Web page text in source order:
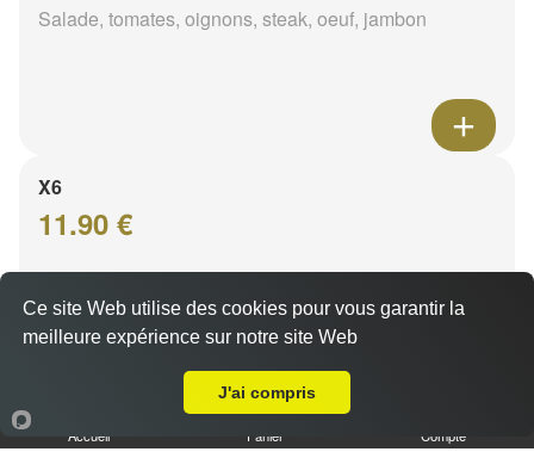
Salade, tomates, oignons, steak, oeuf, jambon
X6
11.90 €
Salade, tomates, oignons, steak, oeuf, jambon, rösti
Accueil Panier Compte
Ce site Web utilise des cookies pour vous garantir la
meilleure expérience sur notre site Web
J'ai compris